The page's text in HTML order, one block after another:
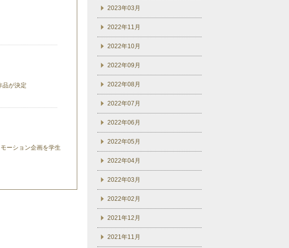
品が決定
ーション企画を学生
2023年03月
2022年11月
2022年10月
2022年09月
2022年08月
2022年07月
2022年06月
2022年05月
2022年04月
2022年03月
2022年02月
2021年12月
2021年11月